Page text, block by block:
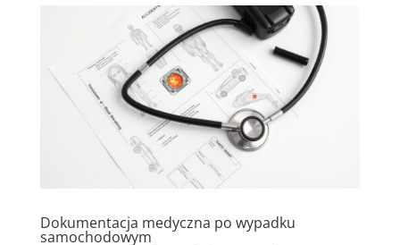
Dokumentacja medyczna po wypadku
samochodowym